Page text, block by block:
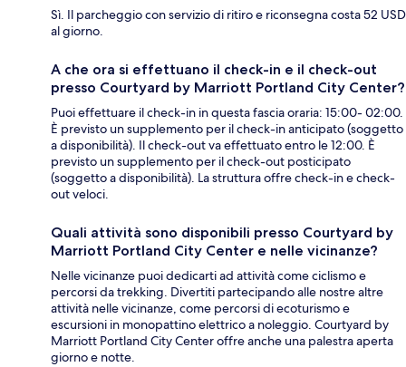
Sì. Il parcheggio con servizio di ritiro e riconsegna costa 52 USD
al giorno.
A che ora si effettuano il check-in e il check-out
presso Courtyard by Marriott Portland City Center?
Puoi effettuare il check-in in questa fascia oraria: 15:00- 02:00.
È previsto un supplemento per il check-in anticipato (soggetto
a disponibilità). Il check-out va effettuato entro le 12:00. È
previsto un supplemento per il check-out posticipato
(soggetto a disponibilità). La struttura offre check-in e check-
out veloci.
Quali attività sono disponibili presso Courtyard by
Marriott Portland City Center e nelle vicinanze?
Nelle vicinanze puoi dedicarti ad attività come ciclismo e
percorsi da trekking. Divertiti partecipando alle nostre altre
attività nelle vicinanze, come percorsi di ecoturismo e
escursioni in monopattino elettrico a noleggio. Courtyard by
Marriott Portland City Center offre anche una palestra aperta
giorno e notte.